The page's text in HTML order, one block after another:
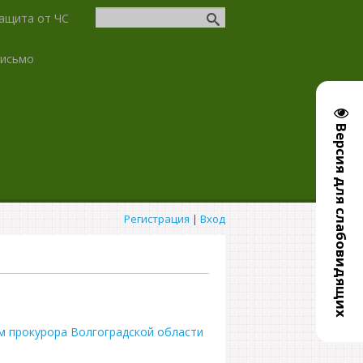
Версия для слабовидящих
от ЧС
Регистрация | Вход
Волгоградской области